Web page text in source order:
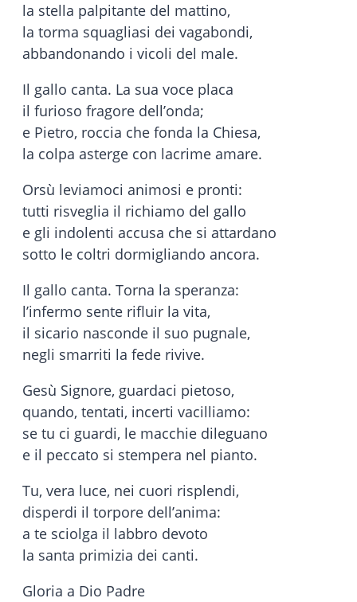
la stella palpitante del mattino,
la torma squagliasi dei vagabondi,
abbandonando i vicoli del male.
Il gallo canta. La sua voce placa
il furioso fragore dell’onda;
e Pietro, roccia che fonda la Chiesa,
la colpa asterge con lacrime amare.
Orsù leviamoci animosi e pronti:
tutti risveglia il richiamo del gallo
e gli indolenti accusa che si attardano
sotto le coltri dormigliando ancora.
Il gallo canta. Torna la speranza:
l’infermo sente rifluir la vita,
il sicario nasconde il suo pugnale,
negli smarriti la fede rivive.
Gesù Signore, guardaci pietoso,
quando, tentati, incerti vacilliamo:
se tu ci guardi, le macchie dileguano
e il peccato si stempera nel pianto.
Tu, vera luce, nei cuori risplendi,
disperdi il torpore dell’anima:
a te sciolga il labbro devoto
la santa primizia dei canti.
Gloria a Dio Padre